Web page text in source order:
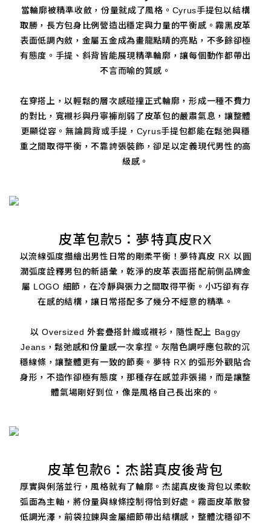
當輪廓被精準收斂，份量就成了風格。Cyrus手提包以結構
取勝，長方包身比例營造出穩定與力量的平衡感。霧黑皮革
表面低調內斂，金屬五金成為畫龍點睛的亮點，不多餘卻極
有態度。手提、斜背皆能展現精準輪廓，讓每個動作都帶出
不言而喻的質感。
在穿搭上，以輕鬆的層次感碰撞正式輪廓，形成一種不費力
的對比，寬襯衫與丹寧褲削弱了皮革包的嚴肅氣息，讓整體
更顯從容。無論肩背或手提，Cyrus手提包都能在鬆弛與穩
重之間取得平衡，不靠誇張裝飾，卻足以定義現代男性的高
級感。
皮革包款5：夢特真皮RX
以流線弧度描繪出男性日常的剛柔平衡！夢特真皮 RX 以圓
潤弧度詮釋男包的新語彙，乾淨的皮革表面搭配前側品牌金
屬 LOGO 細節，在冷靜與張力之間取得平衡。小巧卻有存
在感的結構，讓日常搭配多了幾分不經意的精準。
以 Oversized 外套疊搭針織或襯衫，隨性配上 Baggy
Jeans，鬆弛感和份量感一次拿捏。灰階色調呼應包款的沉
穩線條，讓整體更有一致的節奏。夢特 RX 的弧形外觀貼合
身形，不造作卻極有態度，那種存在感並非張揚，而是讓整
體氣場剛好到位，像是風格自己長出來的。
皮革包款6：杰諾真皮後背包
厚實與俐落並行，風格就有了輪廓。杰諾真皮後背包以柔軟
弧面為主軸，將份量與線條控制得恰到好處。霧面皮革散發
低調光澤，前袋拉鍊與金屬細節帶出結構感，整體沈穩卻不